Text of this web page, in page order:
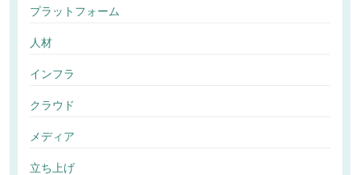
プラットフォーム
人材
インフラ
クラウド
メディア
立ち上げ